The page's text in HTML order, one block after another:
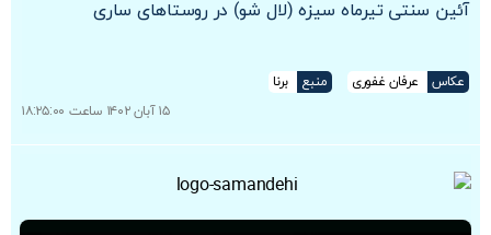
آئین سنتی تیرماه سیزه (لال شو) در روستاهای ساری
عکاس عرفان غفوری منبع
برنا
۱۵ آبان ۱۴۰۲ ساعت ۱۸:۲۵:۰۰